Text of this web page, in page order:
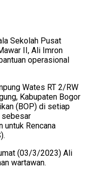
Sekolah Pusat
II, Ali Imron
operasional
Wates RT 2/RW
Kabupaten Bogor
(BOP) di setiap
sebesar
untuk Rencana
(03/3/2023) Ali
wartawan.